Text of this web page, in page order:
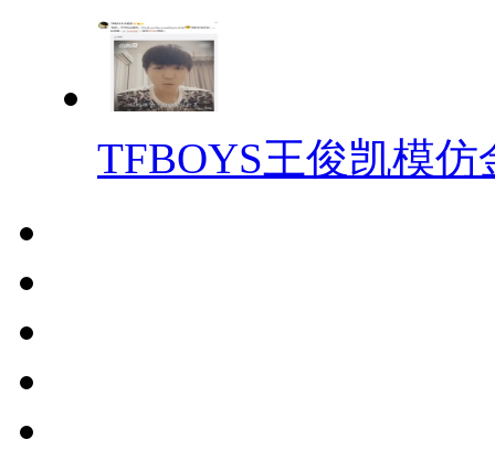
TFBOYS王俊凯模仿